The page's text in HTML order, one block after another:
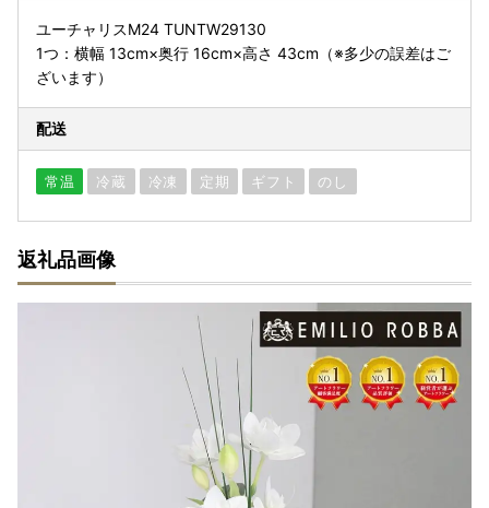
ユーチャリスM24 TUNTW29130
1つ：横幅 13cm×奥行 16cm×高さ 43cm（※多少の誤差はご
ざいます）
配送
常温 冷蔵 冷凍 定期 ギフト のし
返礼品画像